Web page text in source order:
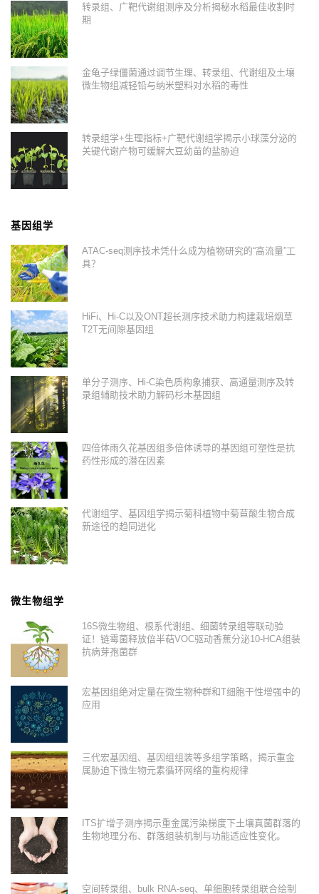
转录组、广靶代谢组测序及分析揭秘水稻最佳收割时
期
金龟子绿僵菌通过调节生理、转录组、代谢组及土壤
微生物组减轻铅与纳米塑料对水稻的毒性
转录组学+生理指标+广靶代谢组学揭示小球藻分泌的
关键代谢产物可缓解大豆幼苗的盐胁迫
基因组学
ATAC-seq测序技术凭什么成为植物研究的“高流量”工
具？
HiFi、Hi-C以及ONT超长测序技术助力构建栽培烟草
T2T无间隙基因组
单分子测序、Hi-C染色质构象捕获、高通量测序及转
录组辅助技术助力解码杉木基因组
四倍体雨久花基因组多倍体诱导的基因组可塑性是抗
药性形成的潜在因素
代谢组学、基因组学揭示菊科植物中菊苣酸生物合成
新途径的趋同进化
微生物组学
16S微生物组、根系代谢组、细菌转录组等联动验
证！链霉菌释放倍半萜VOC驱动香蕉分泌10-HCA组装
抗病芽孢菌群
宏基因组绝对定量在微生物种群和T细胞干性增强中的
应用
三代宏基因组、基因组组装等多组学策略，揭示重金
属胁迫下微生物元素循环网络的重构规律
ITS扩增子测序揭示重金属污染梯度下土壤真菌群落的
生物地理分布、群落组装机制与功能适应性变化。
空间转录组、bulk RNA-seq、单细胞转录组联合绘制